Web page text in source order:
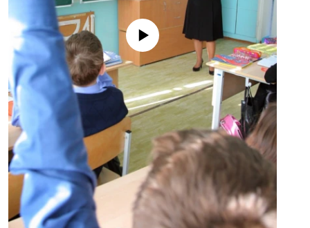
No media source currently available